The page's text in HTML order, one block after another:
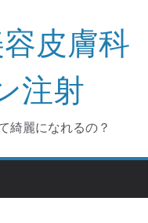
皮膚科
注射
綺麗になれるの？